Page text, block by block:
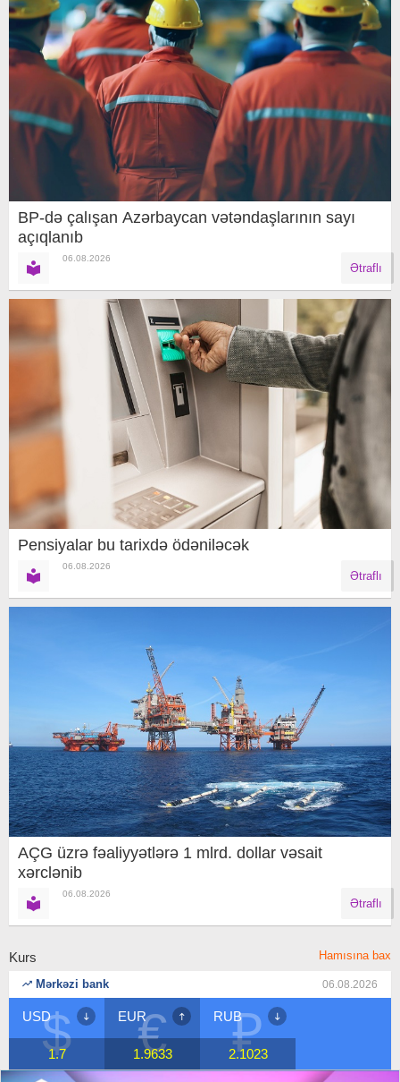
BP-də çalışan Azərbaycan vətəndaşlarının sayı
açıqlanıb
06.08.2026
Ətraflı
Pensiyalar bu tarixdə ödəniləcək
06.08.2026
Ətraflı
AÇG üzrə fəaliyyətlərə 1 mlrd. dollar vəsait
xərclənib
06.08.2026
Ətraflı
Kurs Hamısına bax
Mərkəzi bank 06.08.2026
$
USD
1.7 €
EUR
1.9633 ₽
RUB
2.1023